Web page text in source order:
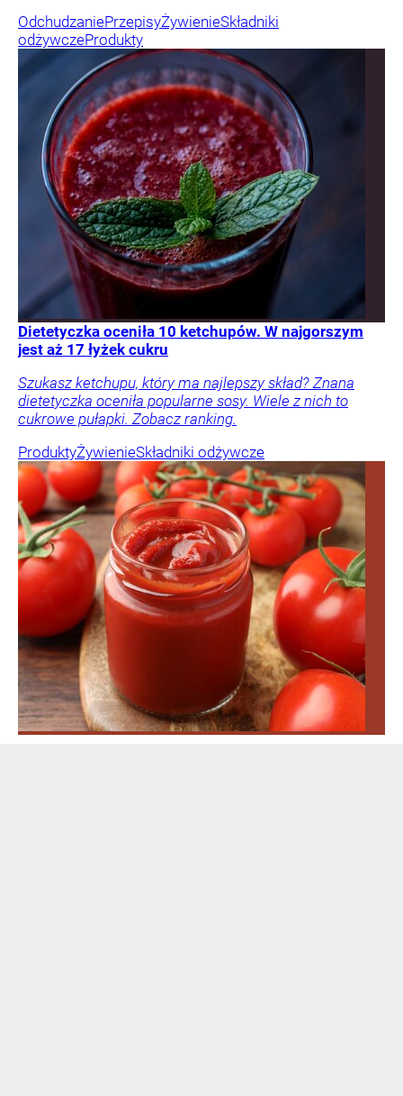
OdchudzaniePrzepisyŻywienieSkładniki
odżywczeProdukty
Dietetyczka oceniła 10 ketchupów. W najgorszym
jest aż 17 łyżek cukru
Szukasz ketchupu, który ma najlepszy skład? Znana
dietetyczka oceniła popularne sosy. Wiele z nich to
cukrowe pułapki. Zobacz ranking.
ProduktyŻywienieSkładniki odżywcze